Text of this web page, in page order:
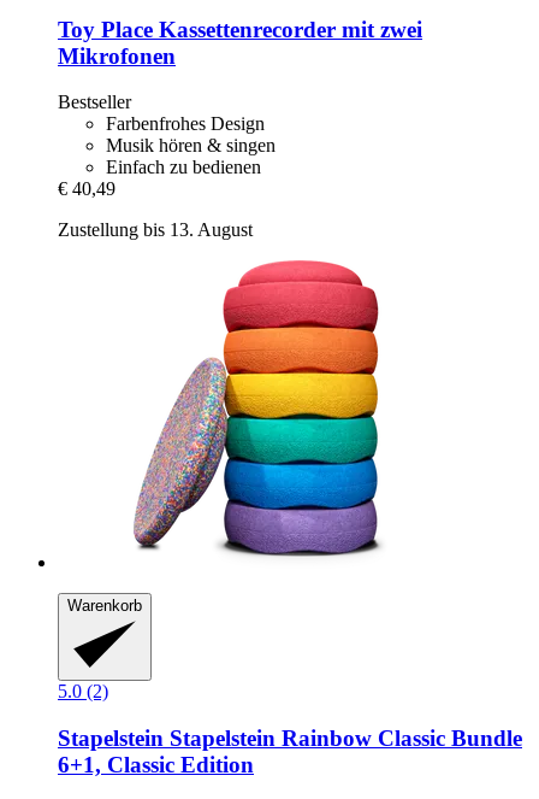
Toy Place Kassettenrecorder mit zwei
Mikrofonen
Bestseller
Farbenfrohes Design
Musik hören & singen
Einfach zu bedienen
€ 40,49
Zustellung bis 13. August
Warenkorb
5.0 (2)
Stapelstein Stapelstein Rainbow Classic Bundle
6+1, Classic Edition